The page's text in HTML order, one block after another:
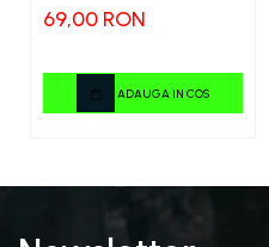
69,00 RON
ADAUGA IN COS